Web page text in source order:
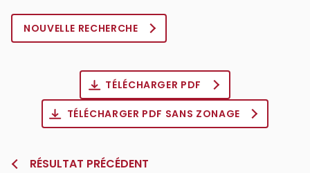
NOUVELLE RECHERCHE
TÉLÉCHARGER PDF
TÉLÉCHARGER PDF SANS ZONAGE
RÉSULTAT PRÉCÉDENT